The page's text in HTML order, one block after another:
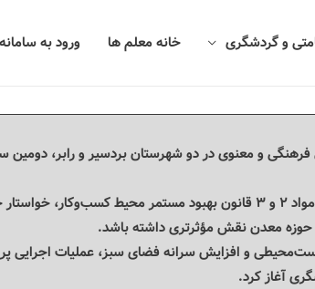
و گردشگری خانه معلم ها ورود به
و معنوی در دو شهرستان بردسیر و رابر، دومین
رئیس کمیسیون معدن اتاق کرمان با استناد به مواد ۲ و ۳ قانون
معدن نقش مؤثرتری داشته باشد.
و افزایش سرانه فضای سبز، عملیات اجرایی
آغاز کرد.